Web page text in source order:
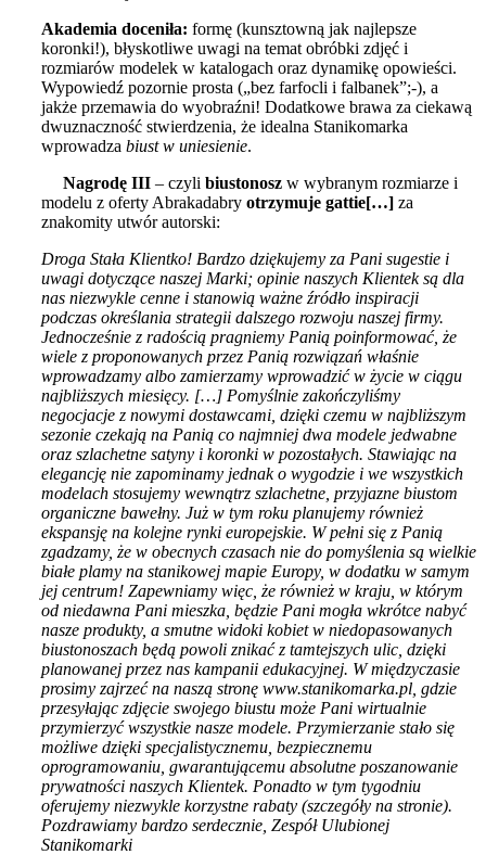
Akademia doceniła: formę (kunsztowną jak najlepsze
koronki!), błyskotliwe uwagi na temat obróbki zdjęć i
rozmiarów modelek w katalogach oraz dynamikę opowieści.
Wypowiedź pozornie prosta („bez farfocli i falbanek”;-), a
jakże przemawia do wyobraźni! Dodatkowe brawa za ciekawą
dwuznaczność stwierdzenia, że idealna Stanikomarka
wprowadza biust w uniesienie.
Nagrodę III – czyli biustonosz w wybranym rozmiarze i
modelu z oferty Abrakadabry otrzymuje gattie[…] za
znakomity utwór autorski:
Droga Stała Klientko! Bardzo dziękujemy za Pani sugestie i
uwagi dotyczące naszej Marki; opinie naszych Klientek są dla
nas niezwykle cenne i stanowią ważne źródło inspiracji
podczas określania strategii dalszego rozwoju naszej firmy.
Jednocześnie z radością pragniemy Panią poinformować, że
wiele z proponowanych przez Panią rozwiązań właśnie
wprowadzamy albo zamierzamy wprowadzić w życie w ciągu
najbliższych miesięcy. […] Pomyślnie zakończyliśmy
negocjacje z nowymi dostawcami, dzięki czemu w najbliższym
sezonie czekają na Panią co najmniej dwa modele jedwabne
oraz szlachetne satyny i koronki w pozostałych. Stawiając na
elegancję nie zapominamy jednak o wygodzie i we wszystkich
modelach stosujemy wewnątrz szlachetne, przyjazne biustom
organiczne bawełny. Już w tym roku planujemy również
ekspansję na kolejne rynki europejskie. W pełni się z Panią
zgadzamy, że w obecnych czasach nie do pomyślenia są wielkie
białe plamy na stanikowej mapie Europy, w dodatku w samym
jej centrum! Zapewniamy więc, że również w kraju, w którym
od niedawna Pani mieszka, będzie Pani mogła wkrótce nabyć
nasze produkty, a smutne widoki kobiet w niedopasowanych
biustonoszach będą powoli znikać z tamtejszych ulic, dzięki
planowanej przez nas kampanii edukacyjnej. W międzyczasie
prosimy zajrzeć na naszą stronę www.stanikomarka.pl, gdzie
przesyłając zdjęcie swojego biustu może Pani wirtualnie
przymierzyć wszystkie nasze modele. Przymierzanie stało się
możliwe dzięki specjalistycznemu, bezpiecznemu
oprogramowaniu, gwarantującemu absolutne poszanowanie
prywatności naszych Klientek. Ponadto w tym tygodniu
oferujemy niezwykle korzystne rabaty (szczegóły na stronie).
Pozdrawiamy bardzo serdecznie, Zespół Ulubionej
Stanikomarki